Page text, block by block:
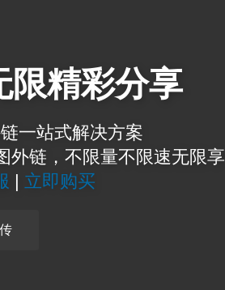
限精彩分享
一站式解决方案
外链，不限量不限速无限享
| 立即购买